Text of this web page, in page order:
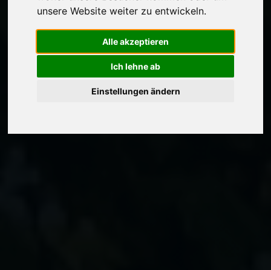
unsere Website weiter zu entwickeln.
Alle akzeptieren
Ich lehne ab
Einstellungen ändern